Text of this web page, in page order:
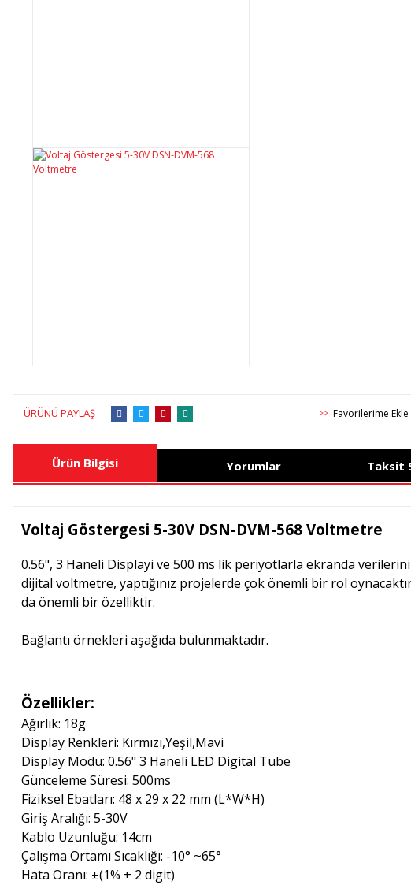
ÜRÜNÜ PAYLAŞ >>
Ürün Bilgisi Yorumlar Taksit
Voltaj Göstergesi 5-30V DSN-DVM-568 Voltmetre
0.56", 3 Haneli Displayi ve 500 ms lik periyotlarla ekranda
dijital voltmetre, yaptığınız projelerde çok önemli bir rol
da önemli bir özelliktir.
Bağlantı örnekleri aşağıda bulunmaktadır.
Özellikler:
Ağırlık: 18g
Display Renkleri: Kırmızı,Yeşil,Mavi
Display Modu: 0.56" 3 Haneli LED Digital Tube
Günceleme Süresi: 500ms
Fiziksel Ebatları: 48 x 29 x 22 mm (L*W*H)
Giriş Aralığı: 5-30V
Kablo Uzunluğu: 14cm
Çalışma Ortamı Sıcaklığı: -10° ~65°
Hata Oranı: ±(1% + 2 digit)